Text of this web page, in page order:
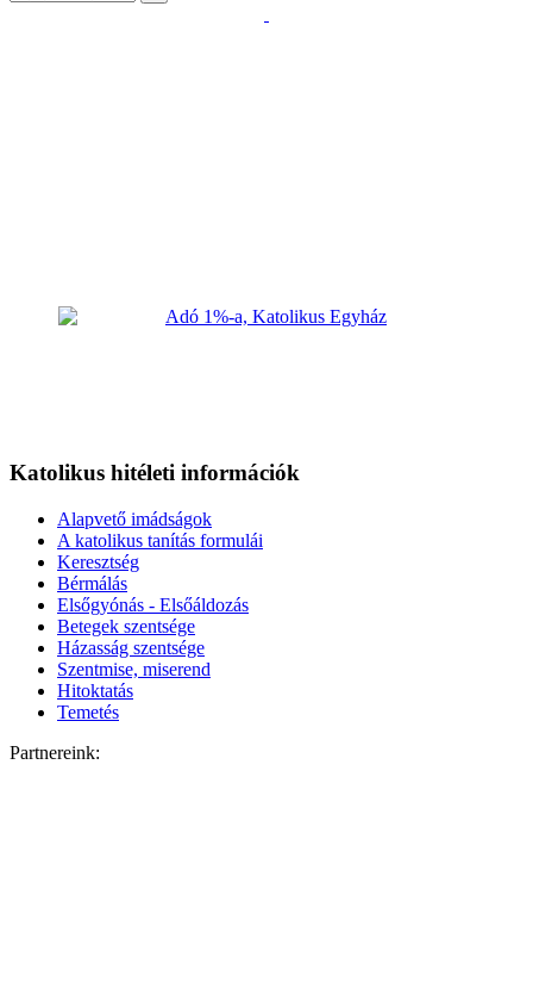
Katolikus hitéleti információk
Alapvető imádságok
A katolikus tanítás formulái
Keresztség
Bérmálás
Elsőgyónás - Elsőáldozás
Betegek szentsége
Házasság szentsége
Szentmise, miserend
Hitoktatás
Temetés
Partnereink: